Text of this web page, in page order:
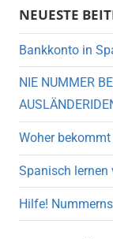
NEUESTE
Bankkonto in
NIE NUMMER
Woher
Spanisch lernen
Hilfe!